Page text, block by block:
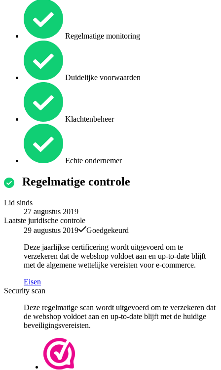
Regelmatige monitoring
Duidelijke voorwaarden
Klachtenbeheer
Echte ondernemer
Regelmatige controle
Lid sinds
27 augustus 2019
Laatste juridische controle
29 augustus 2019
Goedgekeurd
Deze jaarlijkse certificering wordt uitgevoerd om te
verzekeren dat de webshop voldoet aan en up-to-date blijft
met de algemene wettelijke vereisten voor e-commerce.
Eisen
Security scan
Deze regelmatige scan wordt uitgevoerd om te verzekeren dat
de webshop voldoet aan en up-to-date blijft met de huidige
beveiligingsvereisten.